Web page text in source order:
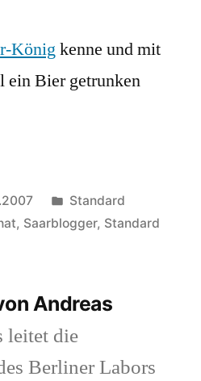
schon
König kenne und mit
ein Bier getrunken
Veröffentlicht
in
Standard
, Saarblogger, Standard
Andreas
leitet die
Berliner Labors